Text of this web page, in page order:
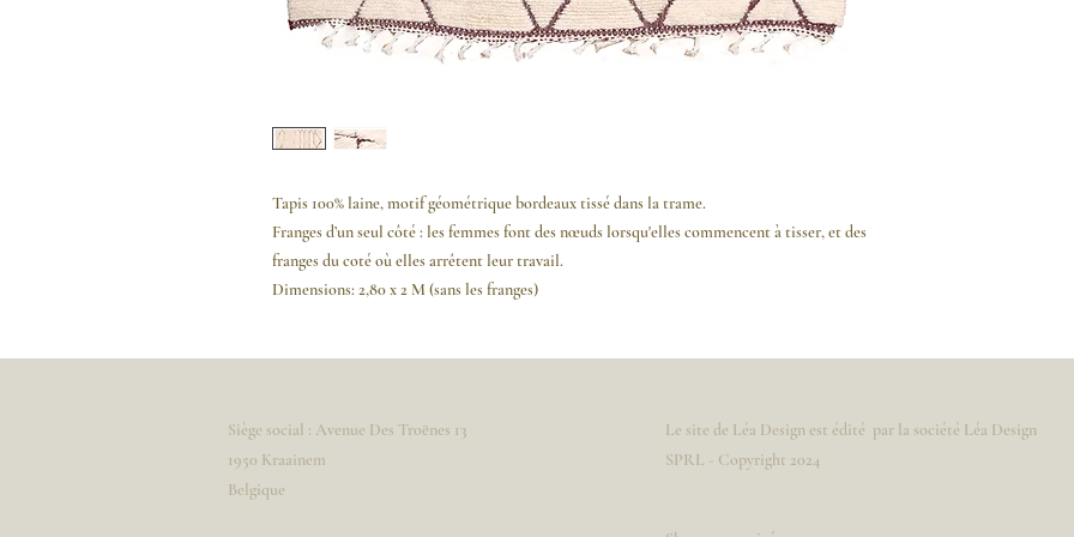
Tapis 100% laine, motif géométrique bordeaux tissé dans la trame.
Franges d’un seul côté : les femmes font des nœuds lorsqu'elles commencent à tisser, et des
franges du coté où elles arrêtent leur travail.
Dimensions: 2,80 x 2 M (sans les franges)
Siège social : Avenue Des Troënes 13
1950 Kraainem
Belgique
Le site de Léa Design est édité par la société Léa Design
SPRL - Copyright 2024